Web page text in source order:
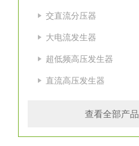
交直流分压器
大电流发生器
超低频高压发生器
直流高压发生器
查看全部产品